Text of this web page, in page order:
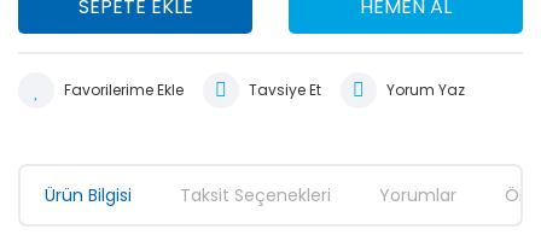
SEPETE EKLE HEMEN AL
Tavsiye Et Yorum Yaz
Ürün Bilgisi Taksit Seçenekleri Yorumlar